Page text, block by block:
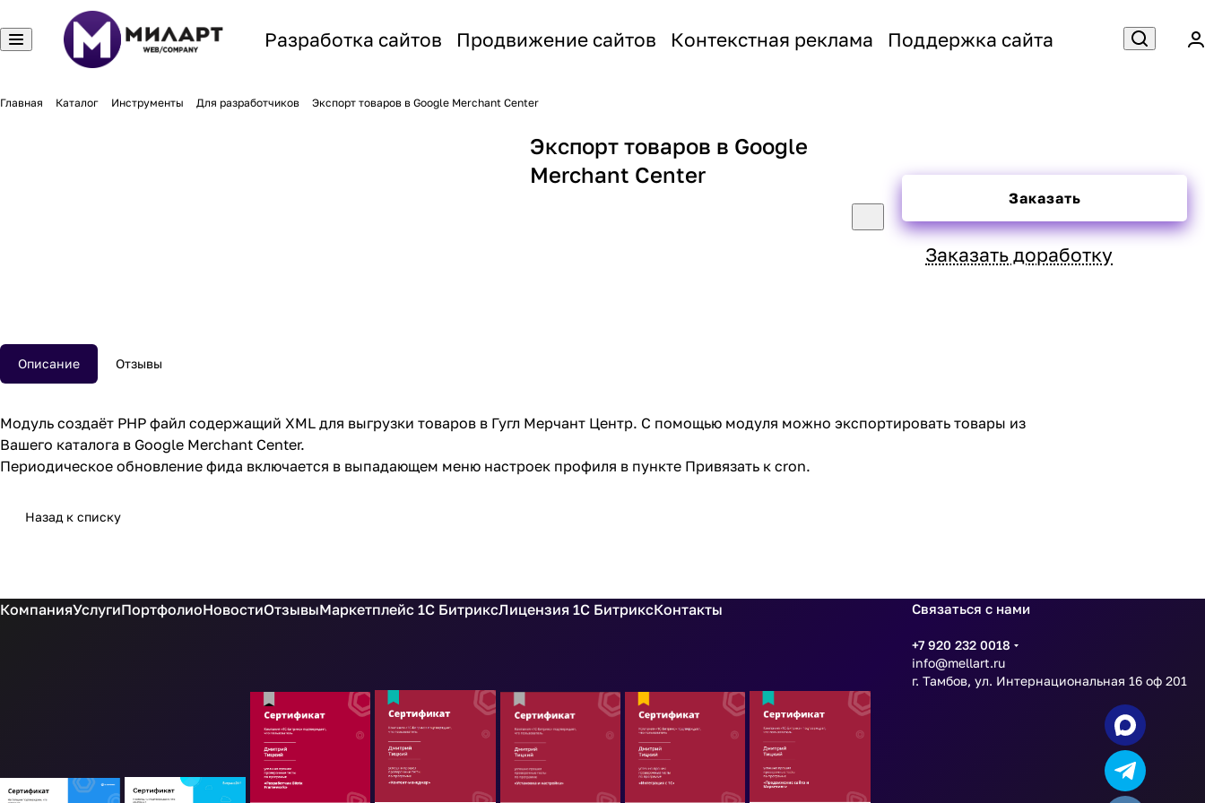
Разработка сайтов Продвижение сайтов Контекстная реклама Поддержка сайта
Главная Каталог Инструменты Для разработчиков Экспорт товаров в Google Merchant Center
Экспорт товаров в Google
Merchant Center
Заказать
Заказать доработку
Описание Отзывы
Модуль создаёт PHP файл содержащий XML для выгрузки товаров в Гугл Мерчант Центр. С помощью модуля можно экспортировать товары из
Вашего каталога в Google Merchant Center.
Периодическое обновление фида включается в выпадающем меню настроек профиля в пункте Привязать к cron.
Назад к списку
КомпанияУслугиПортфолиоНовостиОтзывыМаркетплейс 1С БитриксЛицензия 1С БитриксКонтакты Связаться с нами
+7 920 232 0018
info@mellart.ru
г. Тамбов, ул. Интернациональная 16 оф 201